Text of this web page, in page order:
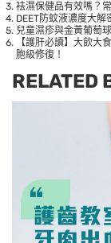
袪濕保健品有效嗎？
DEET防蚊液濃度大
兒童濕疹與金黃葡萄
【護肝必讀】大飲大
胞級修復！
RELATED